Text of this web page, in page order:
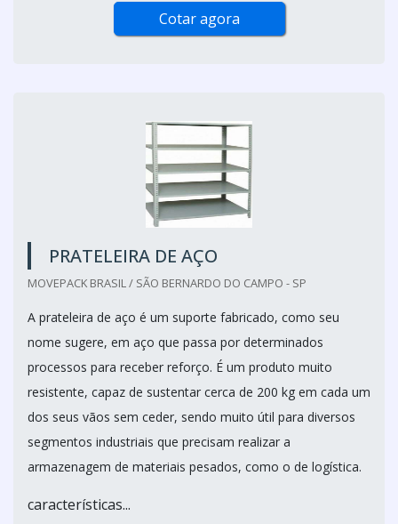
Cotar agora
PRATELEIRA DE AÇO
MOVEPACK BRASIL / SÃO BERNARDO DO CAMPO - SP
A prateleira de aço é um suporte fabricado, como seu
nome sugere, em aço que passa por determinados
processos para receber reforço. É um produto muito
resistente, capaz de sustentar cerca de 200 kg em cada um
dos seus vãos sem ceder, sendo muito útil para diversos
segmentos industriais que precisam realizar a
armazenagem de materiais pesados, como o de logística.
características...